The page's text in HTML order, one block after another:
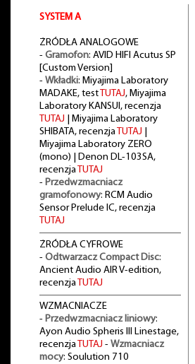
SYSTEM A
ŻRÓDŁA ANALOGOWE
- Gramofon: AVID HIFI Acutus SP
[Custom Version]
- Wkładki: Miyajima Laboratory
MADAKE, test TUTAJ, Miyajima
Laboratory KANSUI, recenzja
TUTAJ | Miyajima Laboratory
SHIBATA, recenzja TUTAJ
Miyajima Laboratory ZERO
(mono) | Denon DL-103SA,
recenzja TUTAJ
- Przedwzmacniacz
gramofonowy: RCM Audio
Sensor Prelude IC, recenzja
TUTAJ
ŻRÓDŁA CYFROWE
- Odtwarzacz Compact Disc:
Ancient Audio AIR V-edition,
recenzjaTUTAJ
WZMACNIACZE
- Przedwzmacniacz liniowy:
Ayon Audio Spheris III Linestage,
recenzja TUTAJ - Wzmacniacz
mocy: Soulution 710